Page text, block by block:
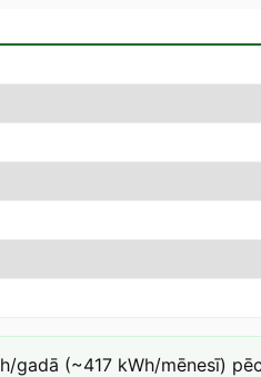
gadā (~417 kWh/mēnesī)